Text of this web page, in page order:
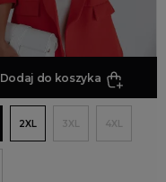
Dodaj do koszyka
2XL 3XL 4XL